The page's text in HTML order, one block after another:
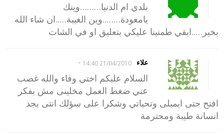
بلدي ام الدنيا………وينك
يامعودة……..وين الغيبة…..ان شاء الله
بخير…..ابقي طمنينا عليكي بتعليق او في الشات
علاء 21/04/2010 14:40
-
السلام عليكم اختي وفاء والله غصب
عني ضغط العمل مخلينى مش بفكر
افتح حتى ايميلى وتحياتي وشكرا على سؤلك انتى بجد
انسانة طيبة ومحترمة